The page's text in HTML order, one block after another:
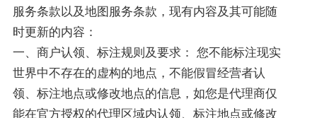
服务条款以及地图服务条款，现有内容及其可能随
时更新的内容：
一、商户认领、标注规则及要求： 您不能标注现实
世界中不存在的虚构的地点，不能假冒经营者认
领、标注地点或修改地点的信息，如您是代理商仅
能在官方授权的代理区域内认领、标注地点或修改